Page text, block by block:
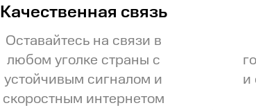
Качественная связь
Оставайтесь на связи в
любом уголке страны с
устойчивым сигналом и
скоростным интернетом
и